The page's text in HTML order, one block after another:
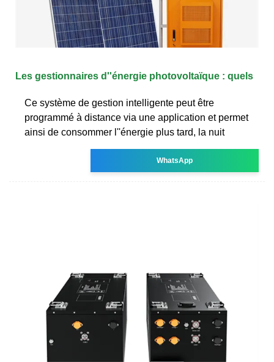
Les gestionnaires d''énergie photovoltaïque : quels
Ce système de gestion intelligente peut être
programmé à distance via une application et permet
ainsi de consommer l''énergie plus tard, la nuit
WhatsApp